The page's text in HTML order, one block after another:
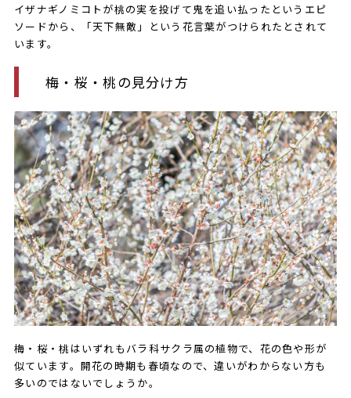
イザナギノミコトが桃の実を投げて鬼を追い払ったというエピ
ソードから、「天下無敵」という花言葉がつけられたとされて
います。
梅・桜・桃の見分け方
梅・桜・桃はいずれもバラ科サクラ属の植物で、花の色や形が
似ています。開花の時期も春頃なので、違いがわからない方も
多いのではないでしょうか。